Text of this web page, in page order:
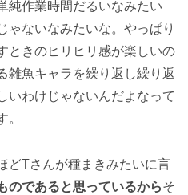
純作業時間だるいなみたい
ゃないなみたいな。やっぱり
ときのヒリヒリ感が楽しいの
雑魚キャラを繰り返し繰り返
いわけじゃないんだよなって
。
どTさんが種まきみたいに言
のであると思っているからそ